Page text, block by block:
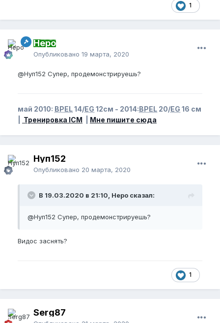
1
Неро
Опубликовано 19 марта, 2020
@Нуп152 Супер, продемонстрируешь?
май 2010: BPEL14/EG 12см - 2014:BPEL 20/EG 16 см
Тренировка ICM Мне пишите сюда
Нуп152
Опубликовано 20 марта, 2020
В 19.03.2020 в 21:10, Неро сказал:
@Нуп152 Супер, продемонстрируешь?
Видос заснять?
1
Serg87